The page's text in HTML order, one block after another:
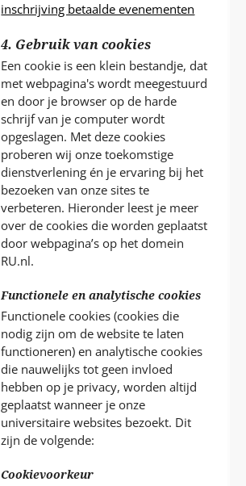
inschrijving betaalde evenementen
4. Gebruik van cookies
Een cookie is een klein bestandje, dat
met webpagina's wordt meegestuurd
en door je browser op de harde
schrijf van je computer wordt
opgeslagen. Met deze cookies
proberen wij onze toekomstige
dienstverlening én je ervaring bij het
bezoeken van onze sites te
verbeteren. Hieronder leest je meer
over de cookies die worden geplaatst
door webpagina’s op het domein
RU.nl.
Functionele en analytische cookies
Functionele cookies (cookies die
nodig zijn om de website te laten
functioneren) en analytische cookies
die nauwelijks tot geen invloed
hebben op je privacy, worden altijd
geplaatst wanneer je onze
universitaire websites bezoekt. Dit
zijn de volgende:
Cookievoorkeur